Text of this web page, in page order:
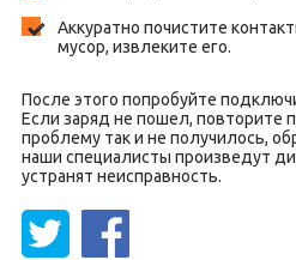
Аккуратно почистите
мусор, извлеките его.
После этого попробуйте
Если заряд не пошел, повторите
проблему так и не получилось,
наши специалисты произведут
устранят неисправность.